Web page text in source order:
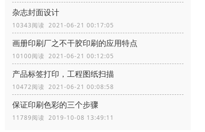
杂志封面设计
10343阅读 2021-06-21 00:17:05
画册印刷厂之不干胶印刷的应用特点
10100阅读 2021-06-21 00:12:05
产品标签打印，工程图纸扫描
10472阅读 2021-06-21 00:08:58
保证印刷色彩的三个步骤
11789阅读 2019-10-08 13:49:11